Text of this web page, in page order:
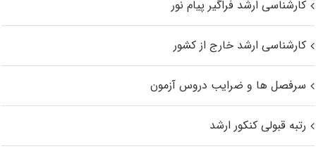
کارشناسی ارشد فراگیر پیام نور
کارشناسی ارشد خارج از کشور
سرفصل ها و ضرایب دروس آزمون
رتبه قبولی کنکور ارشد